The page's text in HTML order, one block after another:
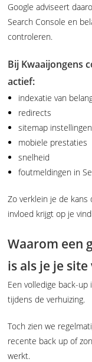
Google adviseert
Search Console en
controleren.
Bij Kwaaijongens
actief:
indexatie van
redirects
sitemap instellingen
mobiele prestaties
snelheid
foutmeldingen in
Zo verklein je de
invloed krijgt op je
Waarom een
is als je je
Een volledige back-
tijdens de verhuizing.
Toch zien we
recente back up of
werkt.